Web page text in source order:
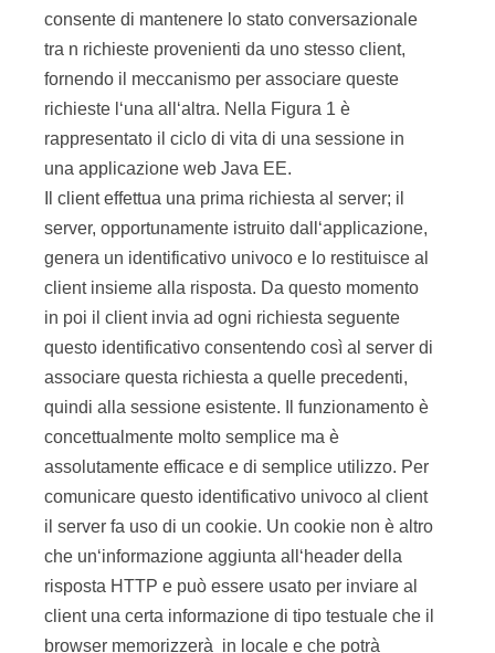
consente di mantenere lo stato conversazionale
tra n richieste provenienti da uno stesso client,
fornendo il meccanismo per associare queste
richieste l‘una all‘altra. Nella Figura 1 è
rappresentato il ciclo di vita di una sessione in
una applicazione web Java EE.
Il client effettua una prima richiesta al server; il
server, opportunamente istruito dall‘applicazione,
genera un identificativo univoco e lo restituisce al
client insieme alla risposta. Da questo momento
in poi il client invia ad ogni richiesta seguente
questo identificativo consentendo così al server di
associare questa richiesta a quelle precedenti,
quindi alla sessione esistente. Il funzionamento è
concettualmente molto semplice ma è
assolutamente efficace e di semplice utilizzo. Per
comunicare questo identificativo univoco al client
il server fa uso di un cookie. Un cookie non è altro
che un‘informazione aggiunta all‘header della
risposta HTTP e può essere usato per inviare al
client una certa informazione di tipo testuale che il
browser memorizzerà in locale e che potrà